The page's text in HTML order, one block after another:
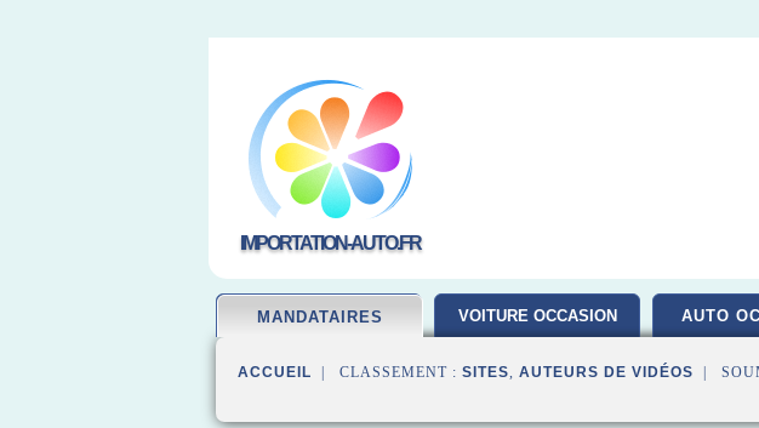
IMPORTATION-AUTO.FR
MANDATAIRES VOITURE OCCASION AUTO
ACCUEIL | CLASSEMENT : SITES, AUTEURS DE VIDÉOS |